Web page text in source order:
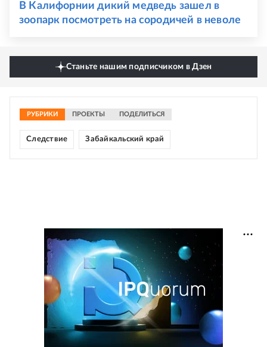
В Калифорнии дикий медведь зашел в
зоопарк посмотреть на сородичей в неволе
Станьте нашим подписчиком в Дзен
РУБРИКИ ПРОЕКТЫ ПОДЕЛИТЬСЯ
Следствие Забайкальский край